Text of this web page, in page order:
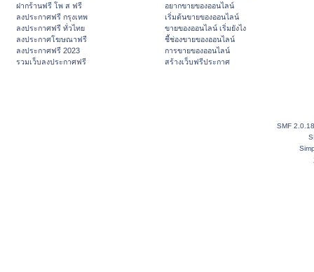
ฝากร้านฟรี โพ ส ฟรี
ลงประกาศฟรี กรุงเทพ
ลงประกาศฟรี ทั่วไทย
ลงประกาศโฆษณาฟรี
ลงประกาศฟรี 2023
รวมเว็บลงประกาศฟรี
อยากขายของออนไลน์
เริ่มต้นขายของออนไลน์
ขายของออนไลน์ เริ่มยังไง
ชี้ช่องขายของออนไลน์
การขายของออนไลน์
สร้างเว็บฟรีประกาศ
SMF 2.0.18